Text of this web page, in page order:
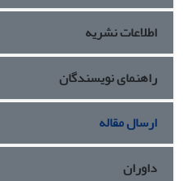
اطلاعات نشریه
راهنمای نویسندگان
ارسال مقاله
داوران